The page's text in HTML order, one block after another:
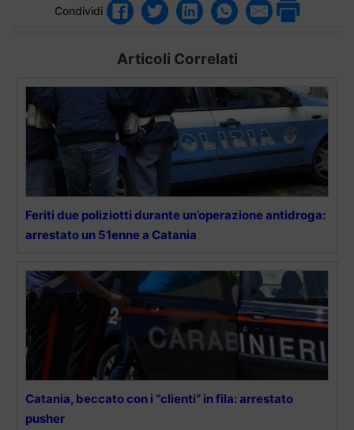
Condividi
Articoli Correlati
Feriti due poliziotti durante un’operazione antidroga:
arrestato un 51enne a Catania
Catania, beccato con i “clienti” in fila: arrestato
pusher